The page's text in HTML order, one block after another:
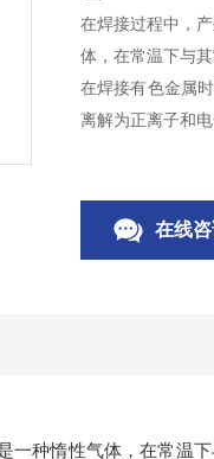
在焊接过程中，
体，在常温下与
在焊接有色金属
离解为正离子和
在线
种惰性气体，在常温